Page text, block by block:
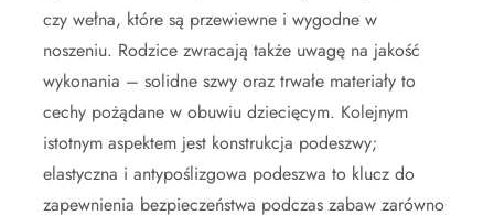
czy wełna, które są przewiewne i wygodne w
noszeniu. Rodzice zwracają także uwagę na jakość
wykonania – solidne szwy oraz trwałe materiały to
cechy pożądane w obuwiu dziecięcym. Kolejnym
istotnym aspektem jest konstrukcja podeszwy;
elastyczna i antypoślizgowa podeszwa to klucz do
zapewnienia bezpieczeństwa podczas zabaw zarówno